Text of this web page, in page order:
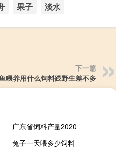
果子 淡水
下一篇
喂养用什么饲料跟野生差不多
广东省饲料产量2020
兔子一天喂多少饲料